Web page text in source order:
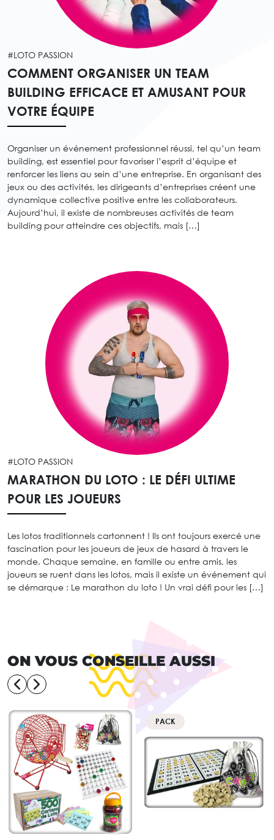
#LOTO PASSION
COMMENT ORGANISER UN TEAM
BUILDING EFFICACE ET AMUSANT POUR
VOTRE ÉQUIPE
Organiser un événement professionnel réussi, tel qu’un team
building, est essentiel pour favoriser l’esprit d’équipe et
renforcer les liens au sein d’une entreprise. En organisant des
jeux ou des activités, les dirigeants d’entreprises créent une
dynamique collective positive entre les collaborateurs.
Aujourd’hui, il existe de nombreuses activités de team
building pour atteindre ces objectifs, mais […]
#LOTO PASSION
MARATHON DU LOTO : LE DÉFI ULTIME
POUR LES JOUEURS
Les lotos traditionnels cartonnent ! Ils ont toujours exercé une
fascination pour les joueurs de jeux de hasard à travers le
monde. Chaque semaine, en famille ou entre amis, les
joueurs se ruent dans les lotos, mais il existe un événement qui
se démarque : Le marathon du loto ! Un vrai défi pour les […]
ON VOUS CONSEILLE AUSSI
PACK